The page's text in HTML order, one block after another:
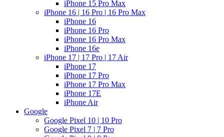
iPhone 15 Pro Max
iPhone 16 | 16 Pro | 16 Pro Max
iPhone 16
iPhone 16 Pro
iPhone 16 Pro Max
iPhone 16e
iPhone 17 | 17 Pro | 17 Air
iPhone 17
iPhone 17 Pro
iPhone 17 Pro Max
iPhone 17E
iPhone Air
Google
Google Pixel 10 | 10 Pro
Google Pixel 7 | 7 Pro